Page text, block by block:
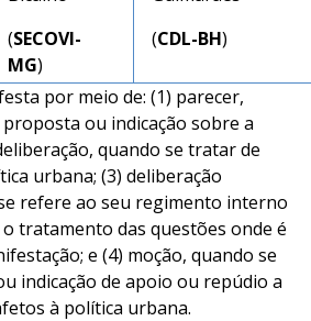
(SECOVI-
MG)
(CDL-BH)
por meio de: (1) parecer,
ou indicação sobre a
quando se tratar de
urbana; (3) deliberação
refere ao seu regimento interno
tratamento das questões onde é
e (4) moção, quando se
indicação de apoio ou repúdio a
à política urbana.